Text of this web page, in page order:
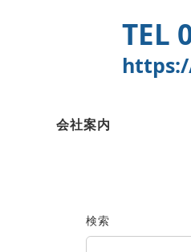
TEL
会社案内
検索